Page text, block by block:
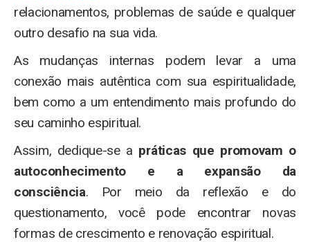
relacionamentos, problemas de saúde e qualquer
outro desafio na sua vida.
As mudanças internas podem levar a uma
conexão mais autêntica com sua espiritualidade,
bem como a um entendimento mais profundo do
seu caminho espiritual.
Assim, dedique-se a práticas que promovam o
autoconhecimento e a expansão da
consciência. Por meio da reflexão e do
questionamento, você pode encontrar novas
formas de crescimento e renovação espiritual.